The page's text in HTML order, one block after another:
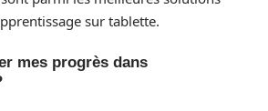
sur tablette.
mes progrès dans